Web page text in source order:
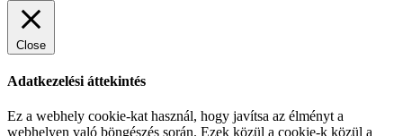
Close
Adatkezelési áttekintés
Ez a webhely cookie-kat használ, hogy javítsa az élményt a
webhelyen való böngészés során. Ezek közül a cookie-k közül a